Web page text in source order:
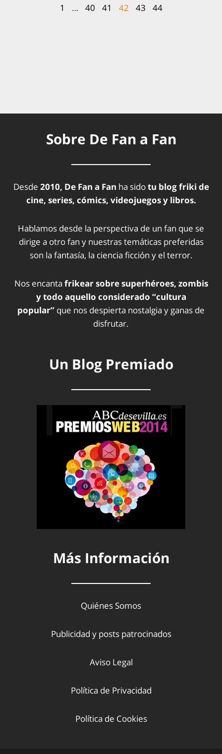
1 … 40 41 42 43 44
Sobre De Fan a Fan
Desde 2010, De Fan a Fan ha sidotu blog friki de
cine, series, cómics, videojuegos y libros.
Hablamos desde la perspectiva de un fan que se
dirige a otro fan y nuestras temáticas preferidas
son la fantasía, la ciencia ficción y el terror.
Nos encanta frikear sobre superhéroes, zombis
y todo aquello considerado “cultura
popular” que nos despierta nostalgia y ganas de
disfrutar.
Un Blog Premiado
Más Información
Quiénes Somos
Publicidad y posts patrocinados
Aviso Legal
Política de Privacidad
Política de Cookies